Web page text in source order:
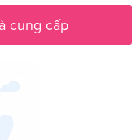
cung cấp